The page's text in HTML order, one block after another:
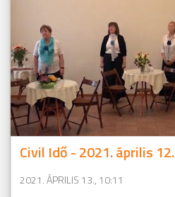
Civil Idő - 2021. április 12.
2021. ÁPRILIS 13., 10:11